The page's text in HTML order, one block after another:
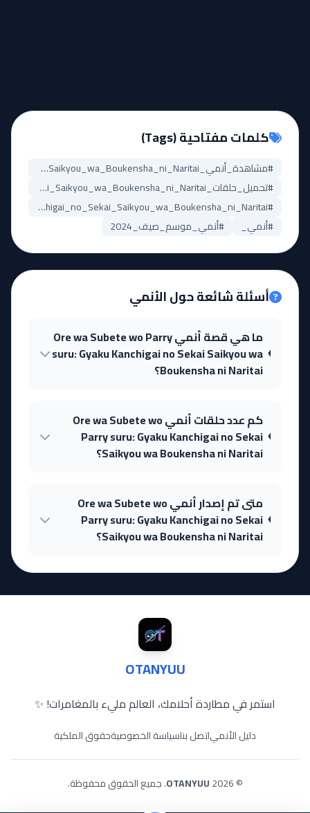
كلمات مفتاحية (Tags)
#مشاهدة_أنمي_Ore_wa_Subete_wo_Parry_suru:_Gyaku_Kanchigai_no_Sekai_Saikyou_wa_Boukensha_ni_Naritai
#تحميل_حلقات_Ore_wa_Subete_wo_Parry_suru:_Gyaku_Kanchigai_no_Sekai_Saikyou_wa_Boukensha_ni_Naritai
#Ore_wa_Subete_wo_Parry_suru:_Gyaku_Kanchigai_no_Sekai_Saikyou_wa_Boukensha_ni_Naritai_مترجم
#أنمي_
#أنمي_موسم_صيف_2024
أسئلة شائعة حول الأنمي
ما هي قصة أنمي Ore wa Subete wo Parry
suru: Gyaku Kanchigai no Sekai Saikyou wa
Boukensha ni Naritai؟
كم عدد حلقات أنمي Ore wa Subete wo
Parry suru: Gyaku Kanchigai no Sekai
Saikyou wa Boukensha ni Naritai؟
متى تم إصدار أنمي Ore wa Subete wo
Parry suru: Gyaku Kanchigai no Sekai
Saikyou wa Boukensha ni Naritai؟
OTANYUU
استمر في مطاردة أحلامك، العالم مليء بالمغامرات! ✨
دليل الأنمياتصل بناسياسة الخصوصيةحقوق الملكية
© 2026
OTANYUU. جميع الحقوق محفوظة.